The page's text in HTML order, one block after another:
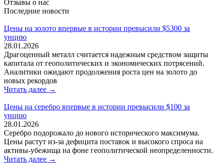
Отзывы о нас
Последние новости
Цены на золото впервые в истории превысили $5300 за
унцию
28.01.2026
Драгоценный металл считается надежным средством защиты
капитала от геополитических и экономических потрясений.
Аналитики ожидают продолжения роста цен на золото до
новых рекордов
Читать далее →
Цены на серебро впервые в истории превысили $100 за
унцию
28.01.2026
Серебро подорожало до нового исторического максимума.
Цены растут из-за дефицита поставок и высокого спроса на
активы-убежища на фоне геополитической неопределенности.
Читать далее →